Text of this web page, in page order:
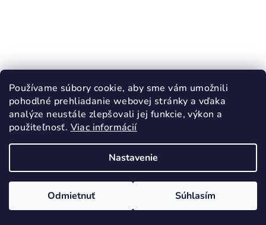
Používame súbory cookie, aby sme vám umožnili
pohodlné prehliadanie webovej stránky a vďaka
analýze neustále zlepšovali jej funkcie, výkon a
použiteľnosť. Viac informácií
Nastavenie
Odmietnuť Súhlasím
BAAGL Vrecko s priehradkou na zips T-
REX
Skladom
4177